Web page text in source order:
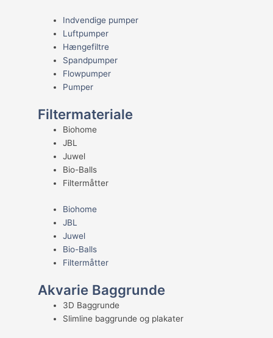
Indvendige pumper
Luftpumper
Hængefiltre
Spandpumper
Flowpumper
Pumper
Filtermateriale
Biohome
JBL
Juwel
Bio-Balls
Filtermåtter
Biohome
JBL
Juwel
Bio-Balls
Filtermåtter
Akvarie Baggrunde
3D Baggrunde
Slimline baggrunde og plakater